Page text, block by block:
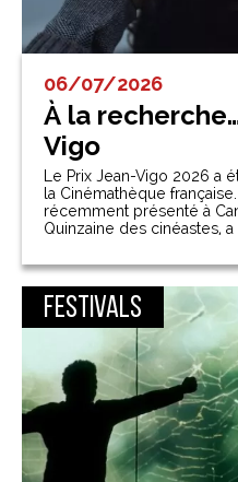
06/07/2026
À la
Vigo
Le Prix Jean-Vigo 2026 a
la Cinémathèque
récemment présenté à
Quinzaine des cinéastes,
Festivals